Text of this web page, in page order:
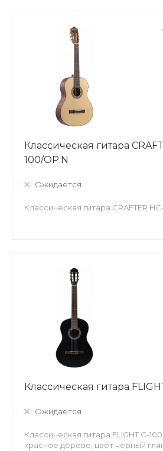
Классическая гитара
100/OP.N
Ожидается
Классическая гитара CRAFTER
Классическая гитара
Ожидается
Классическая гитара FLIGHT C-100
красное дерево, цвет черный